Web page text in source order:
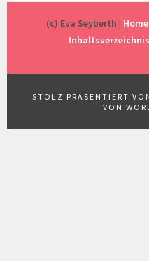
(c) Eva Seyberth | Home
Inhaltsverzeichnis
STOLZ PRÄSENTIERT
VON